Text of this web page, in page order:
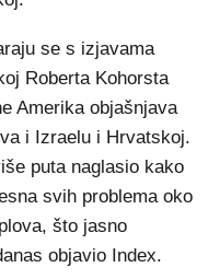
se s izjavama
Roberta Kohorsta
Amerika objašnjava
i Izraelu i Hrvatskoj.
puta naglasio kako
svih problema oko
što jasno
objavio Index.